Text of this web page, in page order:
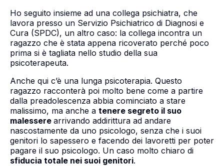
Ho seguito insieme ad una collega psichiatra, che
lavora presso un Servizio Psichiatrico di Diagnosi e
Cura (SPDC), un altro caso: la collega incontra un
ragazzo che è stata appena ricoverato perché poco
prima si è tagliata nello studio della sua
psicoterapeuta.
Anche qui c’è una lunga psicoterapia. Questo
ragazzo racconterà poi molto bene come a partire
dalla preadolescenza abbia cominciato a stare
malissimo, ma anche a tenere segreto il suo
malessere arrivando addirittura ad andare
nascostamente da uno psicologo, senza che i suoi
genitori lo sapessero e facendo dei lavoretti per poter
pagare il suo psicologo. Un caso molto chiaro di
sfiducia totale nei suoi genitori.